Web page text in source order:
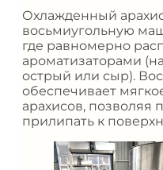
Охлажденный
восьмиугольную
где равномерно
ароматизаторами
острый или сыр).
обеспечивает
арахисов, позволяя
прилипать к